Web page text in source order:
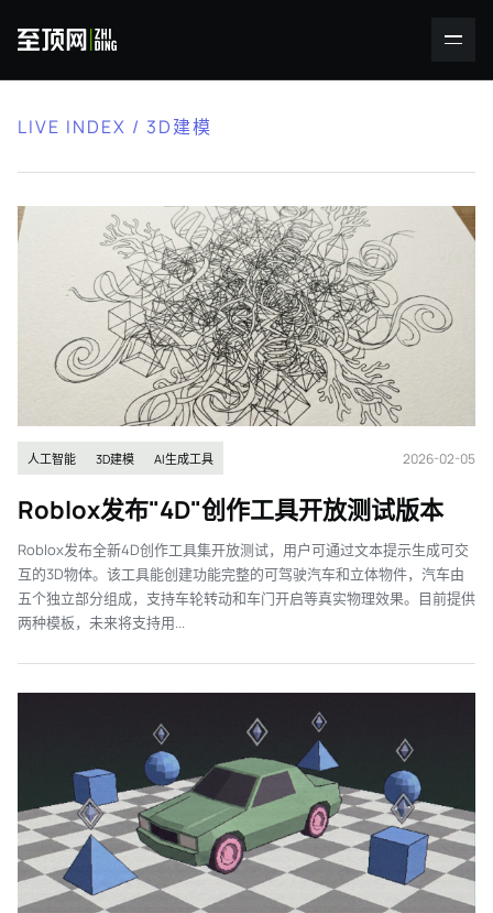
LIVE INDEX / 3D建模
人工智能 3D建模 AI生成工具 2026-02-05
Roblox发布"4D"创作工具开放测试版本
Roblox发布全新4D创作工具集开放测试，用户可通过文本提示生成可交
互的3D物体。该工具能创建功能完整的可驾驶汽车和立体物件，汽车由
五个独立部分组成，支持车轮转动和车门开启等真实物理效果。目前提供
两种模板，未来将支持用...